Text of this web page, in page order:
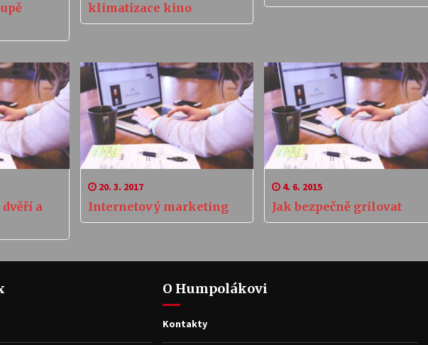
klimatizace kino
a
20. 3. 2017
Internetový marketing
4. 6. 2015
Jak bezpečně grilovat
O Humpolákovi
Kontakty